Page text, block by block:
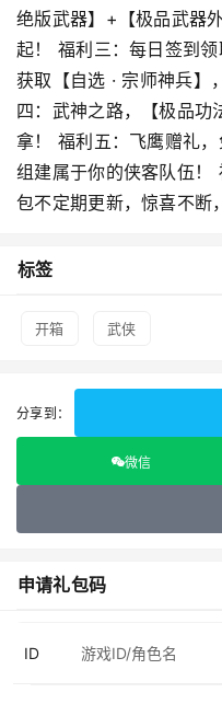
绝版武器】+【极品武器
起！ 福利三：每日签到
获取【自选 · 宗师神兵】
四：武神之路，【极品功
拿！ 福利五：飞鹰赠礼，
组建属于你的侠客队伍！
包不定期更新，惊喜不断
标签
开箱 武侠
分享到：
微信
申请礼包码
ID